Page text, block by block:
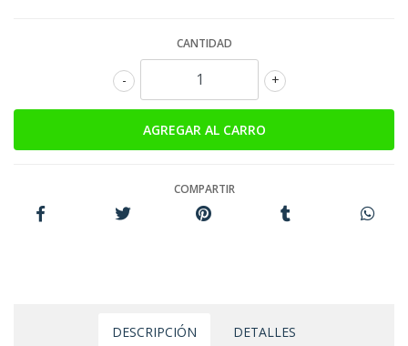
CANTIDAD
+
-
COMPARTIR
DESCRIPCIÓN DETALLES